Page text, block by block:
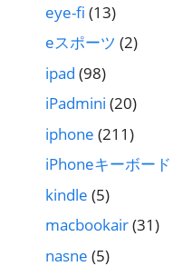
eye-fi (13)
eスポーツ (2)
ipad (98)
iPadmini (20)
iphone (211)
iPhoneキーボード
kindle (5)
macbookair(31)
nasne (5)